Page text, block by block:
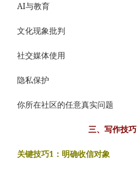
AI与教育
文化现象批判
社交媒体使用
隐私保护
你所在社区的任意真实问题
三、写作技巧
关键技巧1：明确收信对象